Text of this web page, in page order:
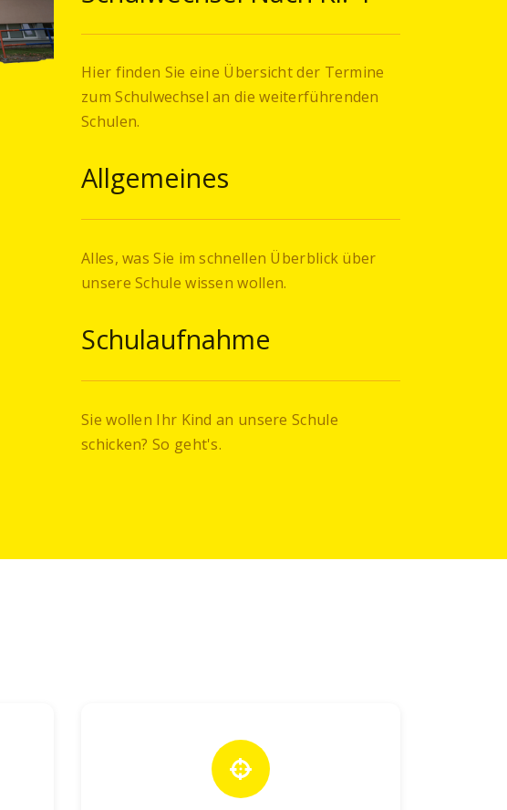
Hier finden Sie eine Übersicht der Termine
zum Schulwechsel an die weiterführenden
Schulen.
Allgemeines
Alles, was Sie im schnellen Überblick über
unsere Schule wissen wollen.
Schulaufnahme
Sie wollen Ihr Kind an unsere Schule
schicken? So geht's.